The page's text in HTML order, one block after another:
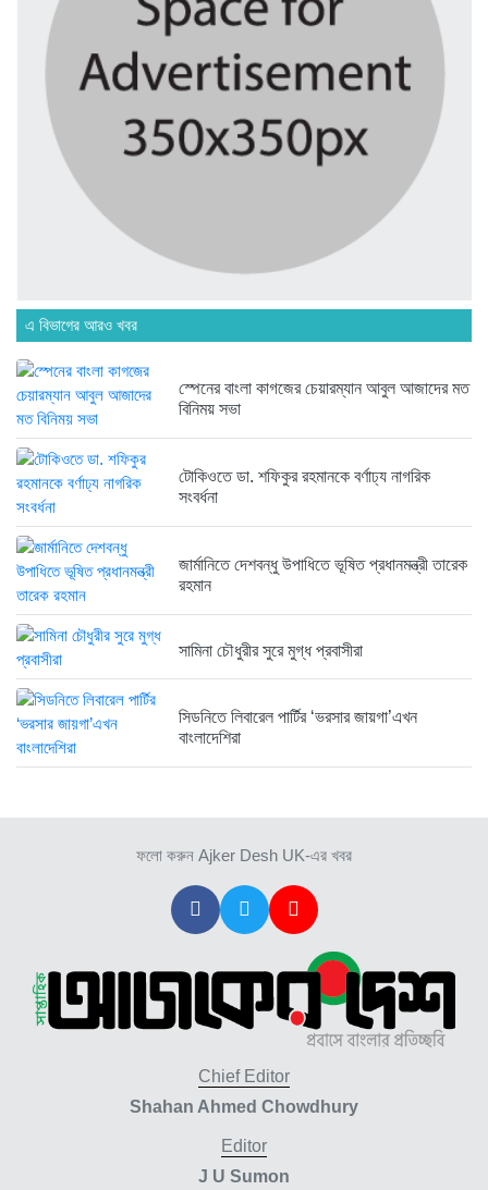
বাংলাদেশে এসে মার্কিন দূতের ভারতের...
অনেক পরিবার এখনো তাঁদের স্বজন...
৫ দিন আগে
ব্রিকলেইন জামে মসজিদ প্রতিষ্ঠার ৫০...
রাজনৈতিক লড়াইয়ে জিততে হলে সাংস্কৃতিক...
১ সপ্তাহ আগে
এ বিভাগের আরও খবর
স্পেনের বাংলা কাগজের চেয়ারম্যান আবুল আজাদের মত
বিনিময় সভা
টোকিওতে ডা. শফিকুর রহমানকে বর্ণাঢ্য নাগরিক
সংবর্ধনা
জার্মানিতে দেশবন্ধু উপাধিতে ভূষিত প্রধানমন্ত্রী তারেক
রহমান
সামিনা চৌধুরীর সুরে মুগ্ধ প্রবাসীরা
সিডনিতে লিবারেল পার্টির ‘ভরসার জায়গা’এখন
বাংলাদেশিরা
ফলো করুন Ajker Desh UK-এর খবর
Chief Editor
Shahan Ahmed Chowdhury
Editor
J U Sumon